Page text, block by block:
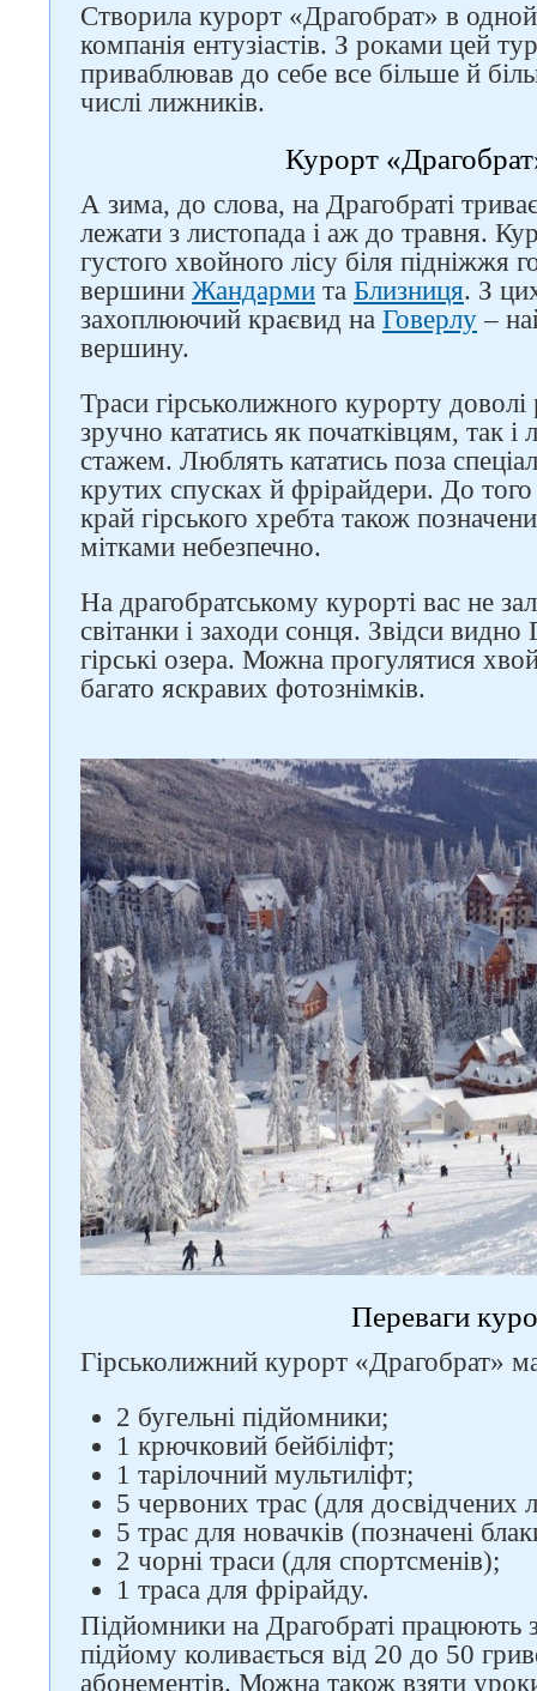
Створила курорт «Драгобрат» в
компанія ентузіастів. З роками цей
приваблював до себе все більше й
числі лижників.
Курорт
А зима, до слова, на Драгобраті
лежати з листопада і аж до травня.
густого хвойного лісу біля підніжжя
вершини Жандарми та Близниця. З
захоплюючий краєвид на Говерлу –
вершину.
Траси гірськолижного курорту доволі
зручно кататись як початківцям, так
стажем. Люблять кататись поза
крутих спусках й фрірайдери. До
край гірського хребта також
мітками небезпечно.
На драгобратському курорті вас не
світанки і заходи сонця. Звідси
гірські озера. Можна прогулятися
багато яскравих фотознімків.
Переваги
Гірськолижний курорт «Драгобрат»
2 бугельні підйомники;
1 крючковий бейбіліфт;
1 тарілочний мультиліфт;
5 червоних трас (для досвідчених
5 трас для новачків (позначені
2 чорні траси (для спортсменів);
1 траса для фрірайду.
Підйомники на Драгобраті працюють
підйому коливається від 20 до 50
абонементів. Можна також взяти